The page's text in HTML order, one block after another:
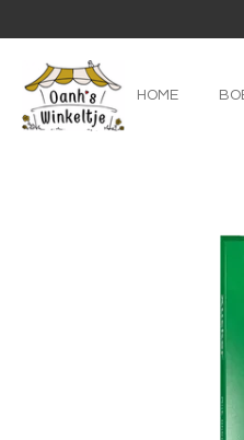
direct
de
hoofdinhoud
HOME